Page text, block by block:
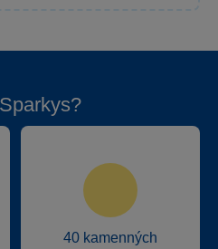
40 kamenných